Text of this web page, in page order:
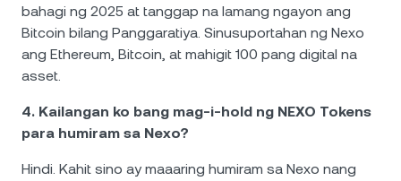
bahagi ng 2025 at tanggap na lamang ngayon ang
Bitcoin bilang Panggaratiya. Sinusuportahan ng Nexo
ang Ethereum, Bitcoin, at mahigit 100 pang digital na
asset.
4. Kailangan ko bang mag-i-hold ng NEXO Tokens
para humiram sa Nexo?
Hindi. Kahit sino ay maaaring humiram sa Nexo nang